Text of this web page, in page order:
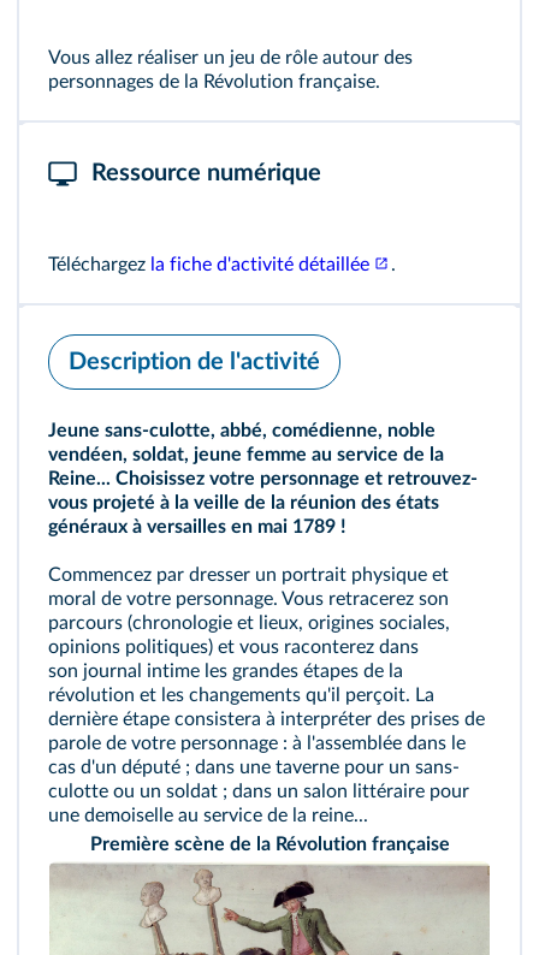
Vous allez réaliser un jeu de rôle autour des
personnages de la Révolution française.
Ressource numérique
Téléchargez la fiche d'activité détaillée .
Description de l'activité
Jeune sans-culotte, abbé, comédienne, noble
vendéen, soldat, jeune femme au service de la
Reine... Choisissez votre personnage et retrouvez-
vous projeté à la veille de la réunion des états
généraux à versailles en mai 1789 !
Commencez par dresser un portrait physique et
moral de votre personnage. Vous retracerez son
parcours (chronologie et lieux, origines sociales,
opinions politiques) et vous raconterez dans
son journal intime les grandes étapes de la
révolution et les changements qu'il perçoit. La
dernière étape consistera à interpréter des prises de
parole de votre personnage : à l'assemblée dans le
cas d'un député ; dans une taverne pour un sans-
culotte ou un soldat ; dans un salon littéraire pour
une demoiselle au service de la reine...
Première scène de la Révolution française